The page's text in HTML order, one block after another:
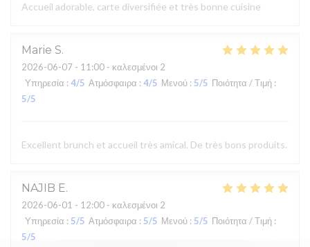
Accueil adorable, carte diversifiée et très bonne cuisine
Marie S
2026-06-07 - 11:00 - καλεσμένοι 2
Υπηρεσία : 4/5 Ατμόσφαιρα : 4/5 Μενού : 5/5 Ποιότητα / Τιμή :
5/5
Excellent brunch et accueil très amical. De très bons produits.
NAJIB E
2026-06-01 - 12:00 - καλεσμένοι 2
Υπηρεσία : 5/5 Ατμόσφαιρα : 5/5 Μενού : 5/5 Ποιότητα / Τιμή :
5/5